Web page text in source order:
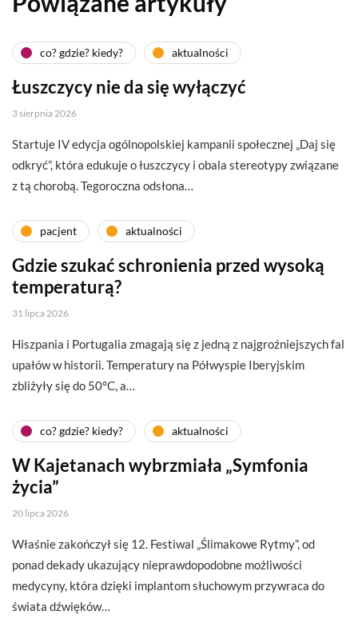
co? gdzie? kiedy? aktualności
Łuszczycy nie da się wyłączyć
3 sierpnia 2026
Startuje IV edycja ogólnopolskiej kampanii społecznej „Daj się
odkryć”, która edukuje o łuszczycy i obala stereotypy związane
z tą chorobą. Tegoroczna odsłona…
pacjent aktualności
Gdzie szukać schronienia przed wysoką
temperaturą?
31 lipca 2026
Hiszpania i Portugalia zmagają się z jedną z najgroźniejszych fal
upałów w historii. Temperatury na Półwyspie Iberyjskim
zbliżyły się do 50°C, a…
co? gdzie? kiedy? aktualności
W Kajetanach wybrzmiała „Symfonia
życia”
20 lipca 2026
Właśnie zakończył się 12. Festiwal „Ślimakowe Rytmy”, od
ponad dekady ukazujący nieprawdopodobne możliwości
medycyny, która dzięki implantom słuchowym przywraca do
świata dźwięków…